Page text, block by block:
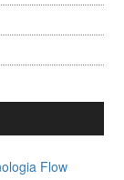
Flow